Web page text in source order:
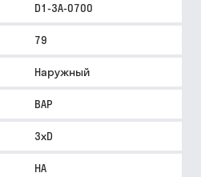
D1-3A-0700
79
Наружный
BAP
3xD
HA